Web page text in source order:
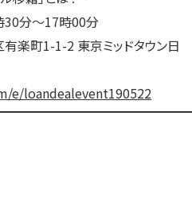
30分～17時00分
楽町1-1-2 東京ミッドタウン日
e/loandealevent190522